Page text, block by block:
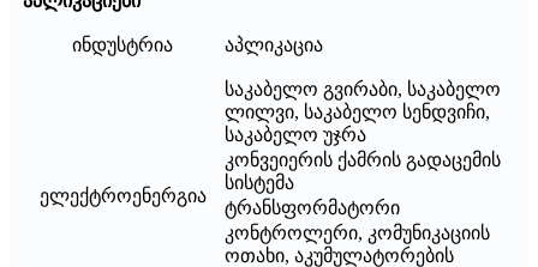
ინდუსტრია აპლიკაცია
ელექტროენერგია
საკაბელო გვირაბი, საკაბელო
ლილვი, საკაბელო სენდვიჩი,
საკაბელო უჯრა
კონვეიერის ქამრის გადაცემის
სისტემა
ტრანსფორმატორი
კონტროლერი, კომუნიკაციის
ოთახი, აკუმულატორების